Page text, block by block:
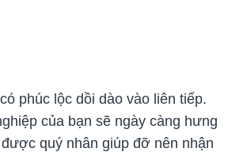
phúc lộc dồi dào vào liên tiếp.
của bạn sẽ ngày càng hưng
quý nhân giúp đỡ nên nhận